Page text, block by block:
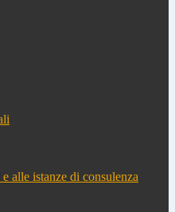
alle istanze di consulenza